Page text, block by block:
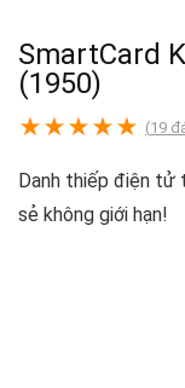
SmartCard
(1950)
★★★★★ (19
Danh thiếp điện tử
sẻ không giới hạn!